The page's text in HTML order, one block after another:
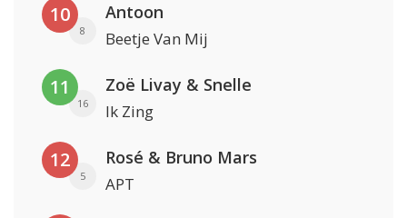
10
8
Antoon
Beetje Van Mij
11
16
Zoë Livay & Snelle
Ik Zing
12
5
Rosé & Bruno Mars
APT